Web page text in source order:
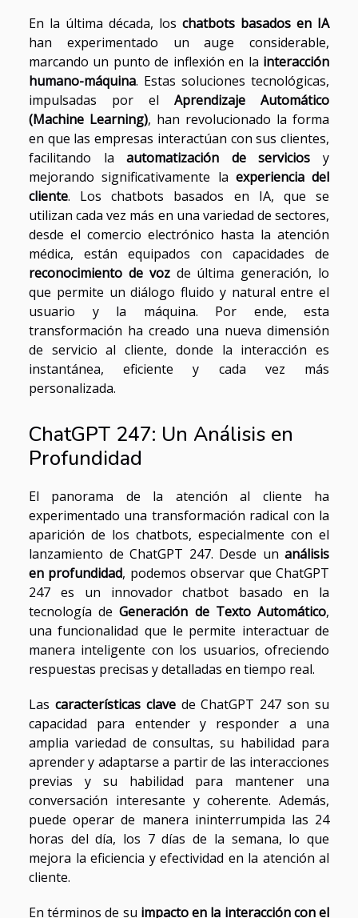
En la última década, los chatbots basados en IA
han experimentado un auge considerable,
marcando un punto de inflexión en la interacción
humano-máquina. Estas soluciones tecnológicas,
impulsadas por el Aprendizaje Automático
(Machine Learning), han revolucionado la forma
en que las empresas interactúan con sus clientes,
facilitando laautomatización de servicios y
mejorando significativamente la experiencia del
cliente. Los chatbots basados en IA, que se
utilizan cada vez más en una variedad de sectores,
desde el comercio electrónico hasta la atención
médica, están equipados con capacidades de
reconocimiento de vozde última generación, lo
que permite un diálogo fluido y natural entre el
usuario y la máquina. Por ende, esta
transformación ha creado una nueva dimensión
de servicio al cliente, donde la interacción es
instantánea, eficiente y cada vez más
personalizada.
ChatGPT 247: Un Análisis en
Profundidad
El panorama de la atención al cliente ha
experimentado una transformación radical con la
aparición de los chatbots, especialmente con el
lanzamiento de ChatGPT 247. Desde un análisis
en profundidad, podemos observar que ChatGPT
247 es un innovador chatbot basado en la
tecnología deGeneración de Texto Automático,
una funcionalidad que le permite interactuar de
manera inteligente con los usuarios, ofreciendo
respuestas precisas y detalladas en tiempo real.
Las características clavede ChatGPT 247 son su
capacidad para entender y responder a una
amplia variedad de consultas, su habilidad para
aprender y adaptarse a partir de las interacciones
previas y su habilidad para mantener una
conversación interesante y coherente. Además,
puede operar de manera ininterrumpida las 24
horas del día, los 7 días de la semana, lo que
mejora la eficiencia y efectividad en la atención al
cliente.
En términos de su impacto en la interacción con el